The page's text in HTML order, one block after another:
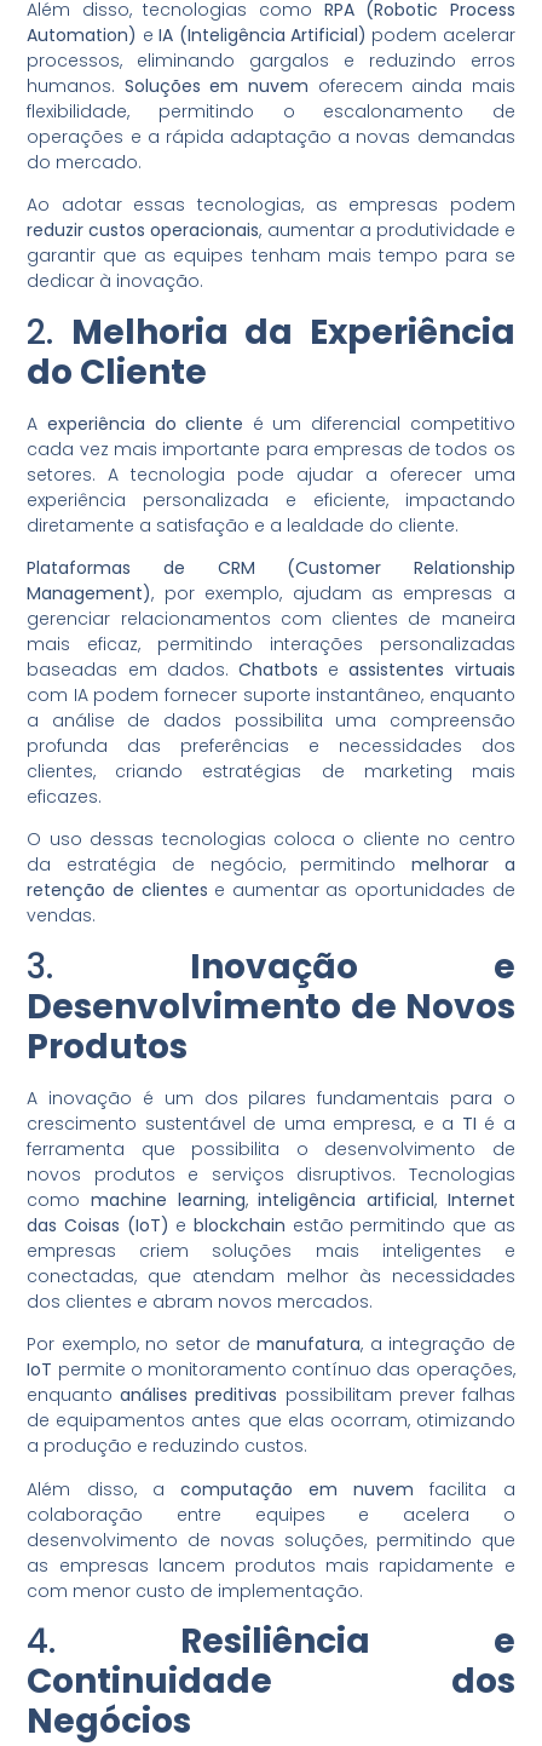
Além disso, tecnologias como RPA (Robotic Process
Automation) eIA (Inteligência Artificial) podem acelerar
processos, eliminando gargalos e reduzindo erros
humanos. Soluções em nuvem oferecem ainda mais
flexibilidade, permitindo o escalonamento de
operações e a rápida adaptação a novas demandas
do mercado.
Ao adotar essas tecnologias, as empresas podem
reduzir custos operacionais, aumentar a produtividade e
garantir que as equipes tenham mais tempo para se
dedicar à inovação.
2. Melhoria da Experiência
do Cliente
A experiência do cliente é um diferencial competitivo
cada vez mais importante para empresas de todos os
setores. A tecnologia pode ajudar a oferecer uma
experiência personalizada e eficiente, impactando
diretamente a satisfação e a lealdade do cliente.
Plataformas de CRM (Customer Relationship
Management), por exemplo, ajudam as empresas a
gerenciar relacionamentos com clientes de maneira
mais eficaz, permitindo interações personalizadas
baseadas em dados. Chatbots eassistentes virtuais
com IA podem fornecer suporte instantâneo, enquanto
a análise de dados possibilita uma compreensão
profunda das preferências e necessidades dos
clientes, criando estratégias de marketing mais
eficazes.
O uso dessas tecnologias coloca o cliente no centro
da estratégia de negócio, permitindo melhorar a
retenção de clientes e aumentar as oportunidades de
vendas.
3. Inovação e
Desenvolvimento de Novos
Produtos
A inovação é um dos pilares fundamentais para o
crescimento sustentável de uma empresa, e a TI é a
ferramenta que possibilita o desenvolvimento de
novos produtos e serviços disruptivos. Tecnologias
comomachine learning,inteligência artificial, Internet
das Coisas (IoT) eblockchain estão permitindo que as
empresas criem soluções mais inteligentes e
conectadas, que atendam melhor às necessidades
dos clientes e abram novos mercados.
Por exemplo, no setor demanufatura, a integração de
IoT permite o monitoramento contínuo das operações,
enquantoanálises preditivas possibilitam prever falhas
de equipamentos antes que elas ocorram, otimizando
a produção e reduzindo custos.
Além disso, a computação em nuvem facilita a
colaboração entre equipes e acelera o
desenvolvimento de novas soluções, permitindo que
as empresas lancem produtos mais rapidamente e
com menor custo de implementação.
4. Resiliência e
Continuidade dos
Negócios